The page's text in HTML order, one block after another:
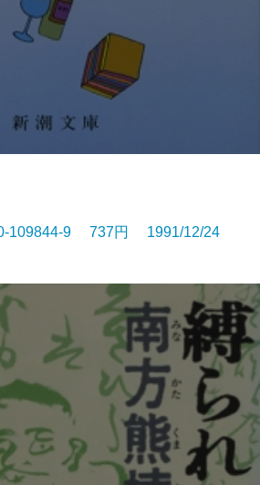
109844-9 737円 1991/12/24